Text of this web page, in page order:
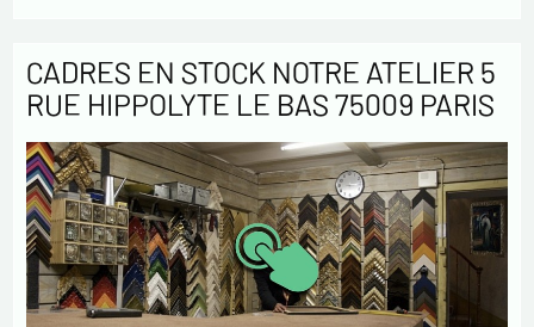
CADRES EN STOCK NOTRE ATELIER 5
RUE HIPPOLYTE LE BAS 75009 PARIS